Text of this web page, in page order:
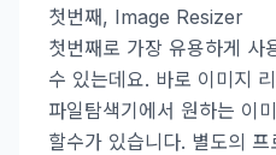
첫번째, Image Resizer
첫번째로 가장 유용하게 사
수 있는데요. 바로 이미지
파일탐색기에서 원하는 이
할수가 있습니다. 별도의